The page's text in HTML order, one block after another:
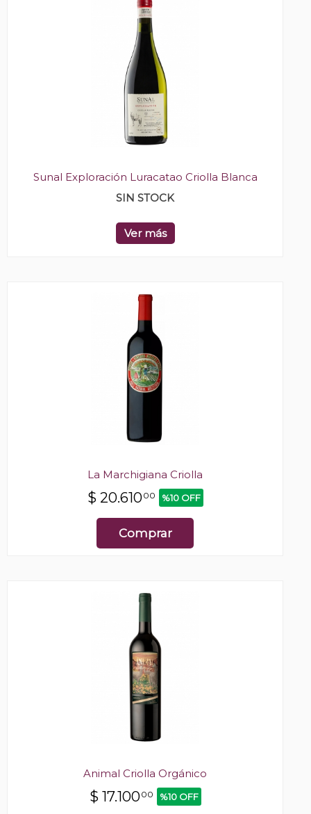
Sunal Exploración Luracatao Criolla Blanca
SIN STOCK
Ver más
La Marchigiana Criolla
$ 20.61000 %10 OFF
Comprar
Animal Criolla Orgánico
$ 17.10000 %10 OFF